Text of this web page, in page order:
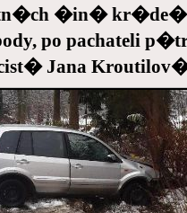
�in�
po pachateli
Jana